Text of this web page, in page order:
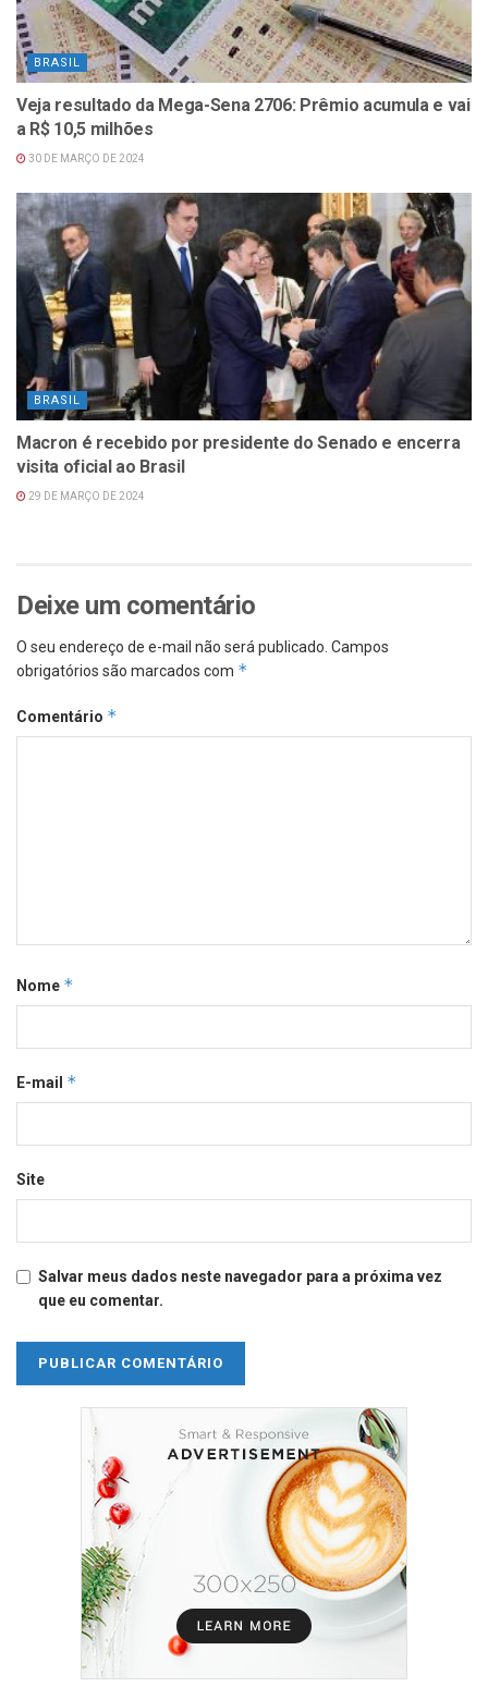
BRASIL
Veja resultado da Mega-Sena 2706: Prêmio acumula e vai
a R$ 10,5 milhões
30 DE MARÇO DE 2024
BRASIL
Macron é recebido por presidente do Senado e encerra
visita oficial ao Brasil
29 DE MARÇO DE 2024
Deixe um comentário
O seu endereço de e-mail não será publicado. Campos
obrigatórios são marcados com *
Comentário *
Nome *
E-mail *
Site
Salvar meus dados neste navegador para a próxima vez
que eu comentar.